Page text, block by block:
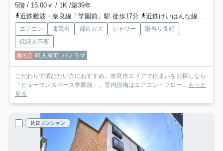
5階 / 15.00㎡ / 1K /築39年
近鉄難波・奈良線「学園前」駅 徒歩17分
近鉄けいはんな線「学研北生駒」駅 バス14分 奈良交通「大渕橋（奈良県）」 停歩6分
エアコン 電気有 都市ガス シャワー
陽当り良好
保証人不要
敷礼0 即入居可 パノラマ
こだわりで選びたい方におすすめ。奈良市エリアで住まいをお探しなら
「ヒューマンスペース学園前」。室内設備はエアコン・フロー... もっと
見る
賃貸マンション